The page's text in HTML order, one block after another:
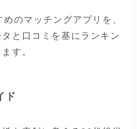
のマッチングアプリを、
と口コミを基にランキン
す。
ド